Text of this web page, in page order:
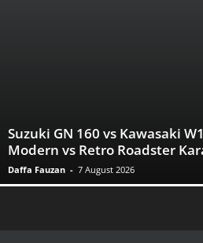
Suzuki GN 160 vs Kawasaki
Modern vs Retro Roadster
Daffa Fauzan - 7 August 2026